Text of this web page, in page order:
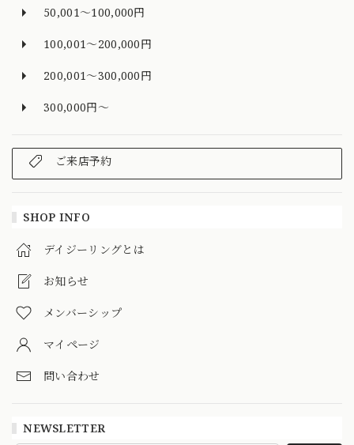
50,001～100,000円
100,001～200,000円
200,001～300,000円
300,000円～
ご来店予約
SHOP INFO
デイジーリングとは
お知らせ
メンバーシップ
マイページ
問い合わせ
NEWSLETTER